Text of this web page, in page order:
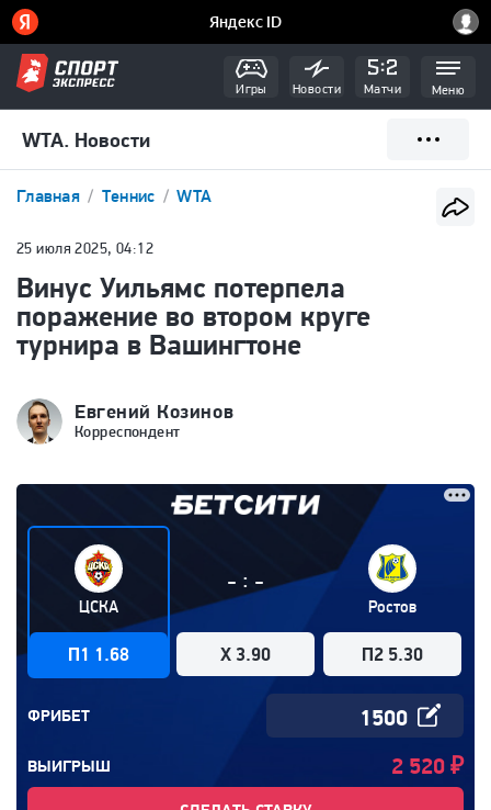
Игры Новости Матчи Меню
WTA. Новости
Главная Теннис WTA
25 июля 2025, 04:12
Винус Уильямс потерпела
поражение во втором круге
турнира в Вашингтоне
Евгений Козинов
Корреспондент
ЦСКА
П1 1.68
- : -
X 3.90
Ростов
П2 5.30
ФРИБЕТ
ВЫИГРЫШ 2 520 ₽